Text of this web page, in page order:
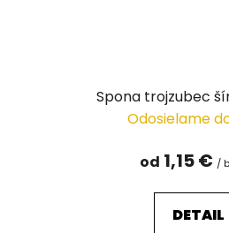
Spona trojzubec
Odosielame
od 1,15 € /
DETAIL